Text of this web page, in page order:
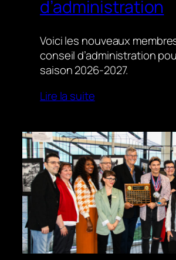
d’administration
Voici les nouveaux
conseil d’administration
saison 2026-2027.
Lire la suite